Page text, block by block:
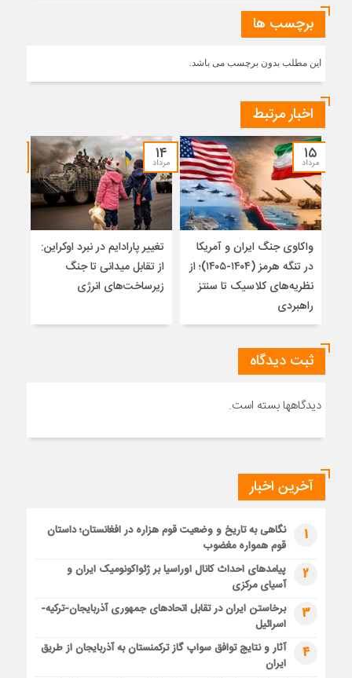
برچسب ها
این مطلب بدون برچسب می باشد.
اخبار مرتبط
۱۵
مرداد
واکاوی جنگ ایران و آمریکا
در تنگه هرمز (۱۴۰۴-۱۴۰۵)؛ از
نظریه‌های کلاسیک تا سنتز
راهبردی
۱۴
مرداد
تغییر پارادایم در نبرد اوکراین:
از تقابل میدانی تا جنگ
زیرساخت‌های انرژی
ثبت دیدگاه
دیدگاهها بسته است.
آخرین اخبار
1
نگاهی به تاریخ و وضعیت قوم هزاره در افغانستان؛ داستان
قوم همواره مغضوب
2
پیامدهای احداث کانال اوراسیا بر ژئواکونومیک ایران و
آسیای مرکزی
3
برخاستن ایران در تقابل اتحادهای جمهوری آذربایجان-ترکیه-
اسرائیل
4
آثار و نتایج توافق سواپ گاز ترکمنستان به آذربایجان از طریق
ایران